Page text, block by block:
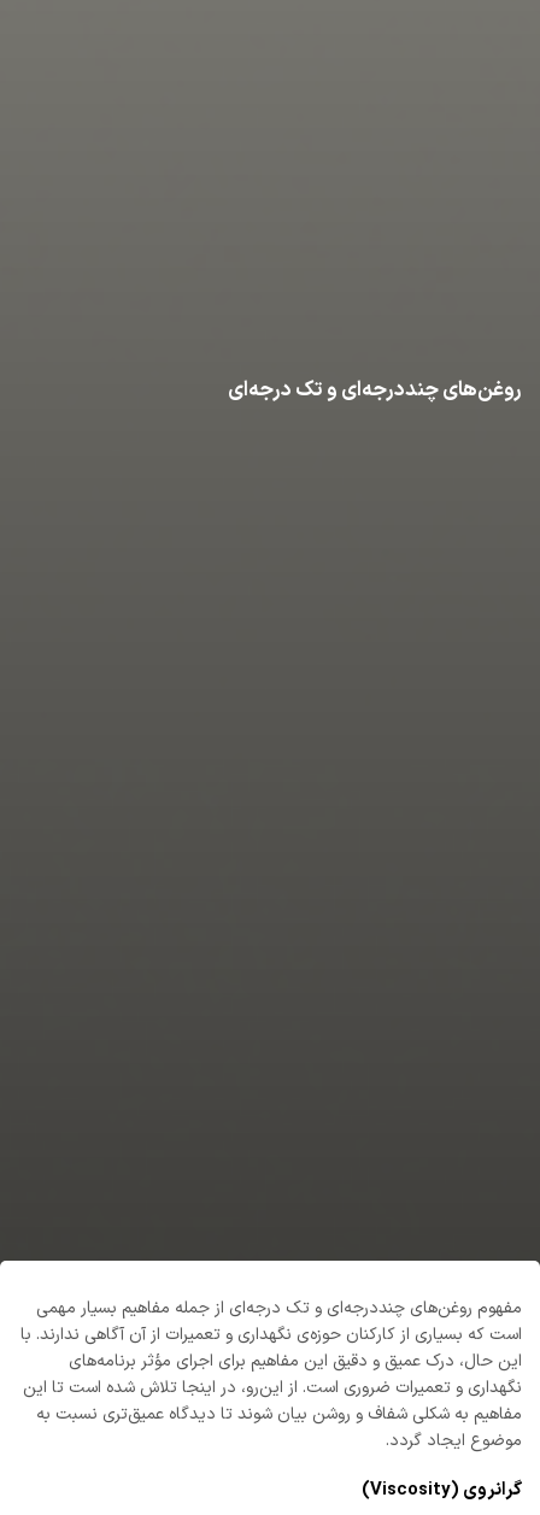
روغن‌های چنددرجه‌ای و تک درجه‌ای
مفهوم روغن‌های چنددرجه‌ای و تک درجه‌ای از جمله مفاهیم بسیار مهمی
است که بسیاری از کارکنان حوزه‌ی نگهداری و تعمیرات از آن آگاهی ندارند. با
این حال، درک عمیق و دقیق این مفاهیم برای اجرای مؤثر برنامه‌های
نگهداری و تعمیرات ضروری است. از این‌رو، در اینجا تلاش شده است تا این
مفاهیم به شکلی شفاف و روشن بیان شوند تا دیدگاه عمیق‌تری نسبت به
موضوع ایجاد گردد.
گرانروی (Viscosity)